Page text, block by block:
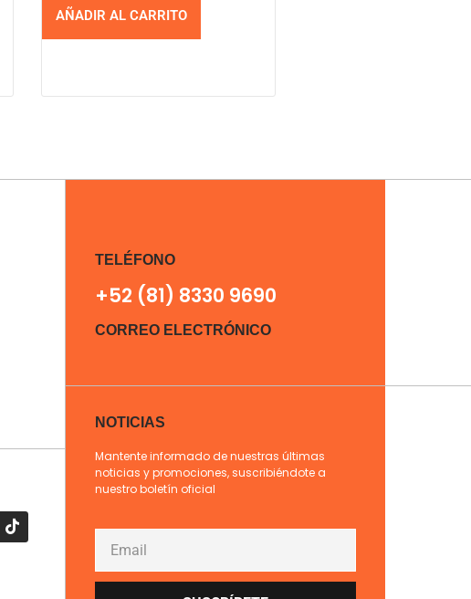
AÑADIR AL CARRITO
TELÉFONO
+52 (81) 8330 9690
CORREO ELECTRÓNICO
NOTICIAS
Mantente informado de nuestras últimas
noticias y promociones, suscribiéndote a
nuestro boletín oficial